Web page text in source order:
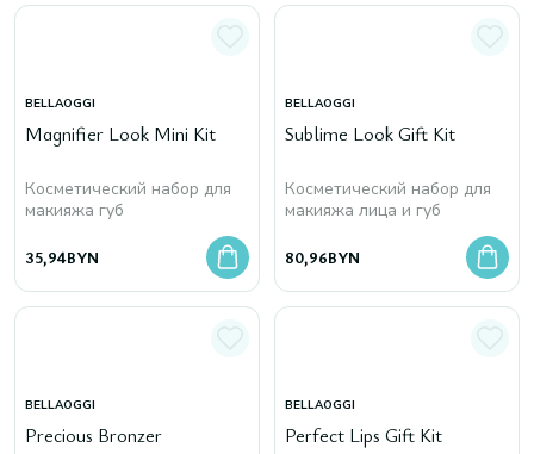
BELLAOGGI
Magnifier Look Mini Kit
Косметический набор для
макияжа губ
35,94BYN
BELLAOGGI
Sublime Look Gift Kit
Косметический набор для
макияжа лица и губ
80,96BYN
BELLAOGGI
Precious Bronzer
BELLAOGGI
Perfect Lips Gift Kit